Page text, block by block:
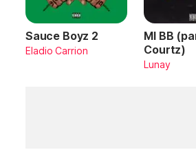
Sauce Boyz 2
Eladio Carrion
MI BB
Courtz)
Lunay